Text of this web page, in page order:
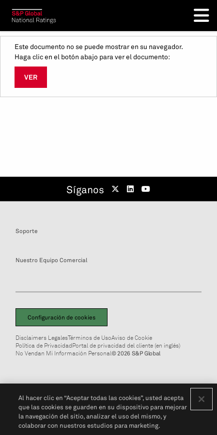
Este documento no se puede mostrar en su navegador.
Haga clic en el botón abajo para ver el documento:
VER
Síganos
Soporte
Nuestro Equipo Comercial
Configuración de cookies
Disclaimers LegalesTérminos de UsoAviso de Cookie
Política de PrivacidadPortal de privacidad del cliente (en inglés)
No Vendan Mi Información Personal© 2026 S&P Global
Al hacer clic en “Aceptar todas las cookies”, usted acepta
que las cookies se guarden en su dispositivo para mejorar
la navegación del sitio, analizar el uso del mismo, y
colaborar con nuestros estudios para marketing.